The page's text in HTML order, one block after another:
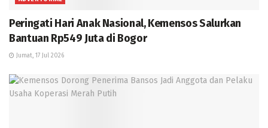
Peringati Hari Anak Nasional, Kemensos Salurkan
Bantuan Rp549 Juta di Bogor
Jumat, 17 Jul 2026